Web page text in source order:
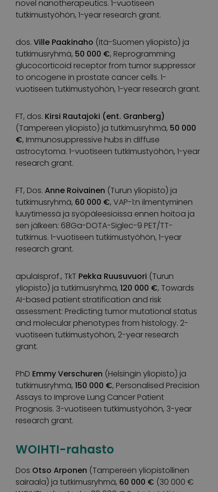
novel nanotherapeutics. 1-vuotiseen
tutkimustyöhön, 1-year research grant.
dos. Ville Paakinaho (Itä-Suomen yliopisto) ja
tutkimusryhmä, 50 000 €, Reprogramming
glucocorticoid receptor from tumor suppressor
to oncogene in prostate cancer cells. 1-
vuotiseen tutkimustyöhön, 1-year research grant.
FT, dos. Kirsi Rautajoki (ent. Granberg)
(Tampereen yliopisto) ja tutkimusryhmä, 50 000
€, Immunosuppressive hubs in diffuse
astrocytoma. 1-vuotiseen tutkimustyöhön, 1-year
research grant.
FT, Dos. Anne Roivainen (Turun yliopisto) ja
tutkimusryhmä, 60 000 €, VAP-1:n ilmentyminen
luuytimessä ja syöpäleesioissa ennen hoitoa ja
sen jälkeen: 68Ga-DOTA-Siglec-9 PET/TT-
tutkimus. 1-vuotiseen tutkimustyöhön, 1-year
research grant.
apulaisprof., TkT Pekka Ruusuvuori (Turun
yliopisto) ja tutkimusryhmä, 120 000 €, Towards
AI-based patient stratification and risk
assessment: Predicting tumor mutational status
and molecular phenotypes from histology. 2-
vuotiseen tutkimustyöhön, 2-year research
grant.
PhD Emmy Verschuren (Helsingin yliopisto) ja
tutkimusryhmä, 150 000 €, Personalised Precision
Assays to Improve Lung Cancer Patient
Prognosis. 3-vuotiseen tutkimustyöhön, 3-year
research grant.
WOIHTI-rahasto
Dos Otso Arponen (Tampereen yliopistollinen
sairaala) ja tutkimusryhmä, 60 000 € (30 000 €